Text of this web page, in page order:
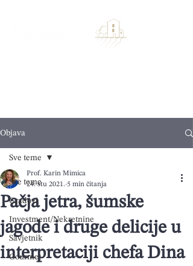
Objava
Sve teme
Gradovi
Investment/Nekretnine
Savjetnik
Gourmet
Sve teme
Pačja jetra, šumske
jagode i druge delicije u
interpretaciji chefa Dina
Prof. Karin Mimica
24. stu 2021. 5 min čitanja